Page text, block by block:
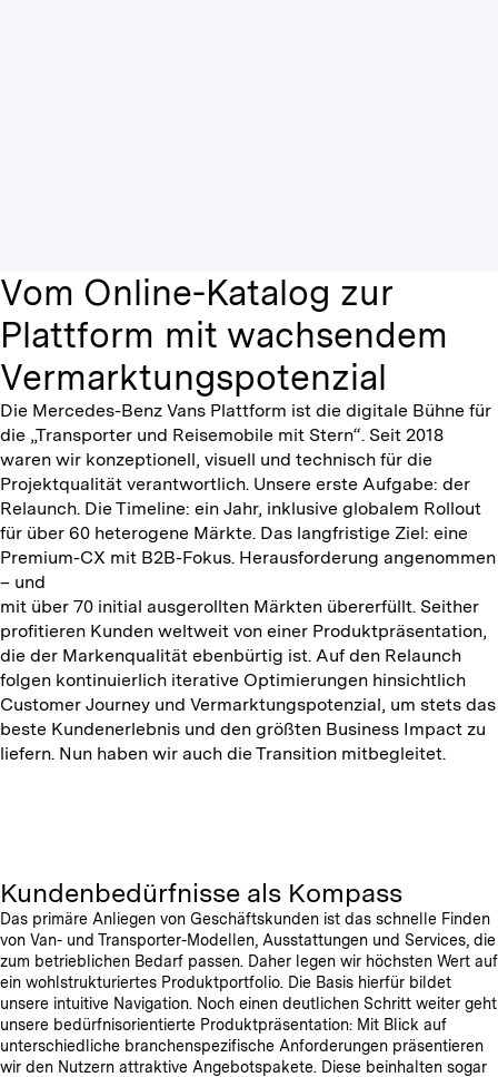
Vom Online-Katalog zur
Plattform mit wachsendem
Vermarktungspotenzial
Die Mercedes-Benz Vans Plattform ist die digitale Bühne für
die „Transporter und Reisemobile mit Stern“. Seit 2018
waren wir konzeptionell, visuell und technisch für die
Projektqualität verantwortlich. Unsere erste Aufgabe: der
Relaunch. Die Timeline: ein Jahr, inklusive globalem Rollout
für über 60 heterogene Märkte. Das langfristige Ziel: eine
Premium-CX mit B2B-Fokus. Herausforderung angenommen
– und
mit über 70 initial ausgerollten Märkten übererfüllt. Seither
profitieren Kunden weltweit von einer Produktpräsentation,
die der Markenqualität ebenbürtig ist. Auf den Relaunch
folgen kontinuierlich iterative Optimierungen hinsichtlich
Customer Journey und Vermarktungspotenzial, um stets das
beste Kundenerlebnis und den größten Business Impact zu
liefern. Nun haben wir auch die Transition mitbegleitet.
Kundenbedürfnisse als Kompass
Das primäre Anliegen von Geschäftskunden ist das schnelle Finden
von Van- und Transporter-Modellen, Ausstattungen und Services, die
zum betrieblichen Bedarf passen. Daher legen wir höchsten Wert auf
ein wohlstrukturiertes Produktportfolio. Die Basis hierfür bildet
unsere intuitive Navigation. Noch einen deutlichen Schritt weiter geht
unsere bedürfnisorientierte Produktpräsentation: Mit Blick auf
unterschiedliche branchenspezifische Anforderungen präsentieren
wir den Nutzern attraktive Angebotspakete. Diese beinhalten sogar